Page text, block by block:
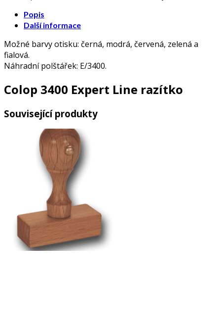
Popis
Další informace
Možné barvy otisku: černá, modrá, červená, zelená a
fialová.
Náhradní polštářek: E/3400.
Colop 3400 Expert Line razítko
Související produkty